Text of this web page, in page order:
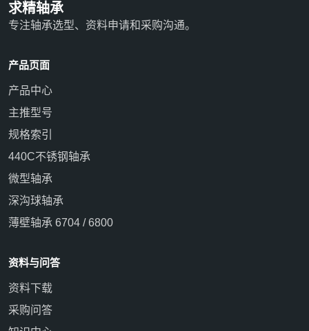
求精轴承
专注轴承选型、资料申请和采购沟通。
产品页面
产品中心
主推型号
规格索引
440C不锈钢轴承
微型轴承
深沟球轴承
薄壁轴承 6704 / 6800
资料与问答
资料下载
采购问答